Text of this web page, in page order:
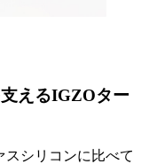
えるIGZOター
シリコンに比べて